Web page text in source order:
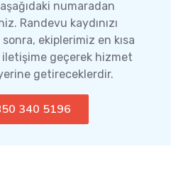
numaradan
Randevu kaydınızı
ekiplerimiz en kısa
geçerek hizmet
getireceklerdir.
340 5196